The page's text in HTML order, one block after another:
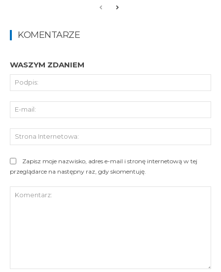
KOMENTARZE
WASZYM ZDANIEM
Zapisz moje nazwisko, adres e-mail i stronę internetową w tej
przeglądarce na następny raz, gdy skomentuję.